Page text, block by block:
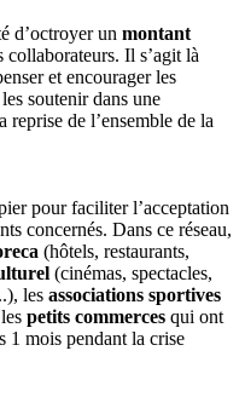
d’octroyer un montant
collaborateurs. Il s’agit là
et encourager les
soutenir dans une
de l’ensemble de la
pour faciliter l’acceptation
concernés. Dans ce réseau,
(hôtels, restaurants,
(cinémas, spectacles,
les associations sportives
petits commerces qui ont
1 mois pendant la crise